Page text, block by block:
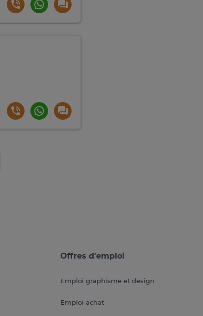
Offres d'emploi
Emploi graphisme et design
Emploi achat